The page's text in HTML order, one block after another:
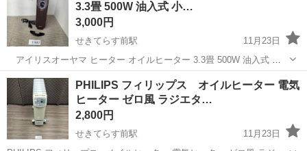
3.3畳 500W 油入式 小…
3,000円
せきてらす前駅
11月23日
アイリスオーヤマ ヒーター オイルヒーター 3.3畳 500W 油入式 小
型 コンパクト 温度調節可能 POH-505K-MD 木目 22年製 10時～18時引
取り可能です。 よろしくお願いします。
岐阜 関市 せきてらす前駅 季節、空調家電 POH
PHILIPS フィリップス オイルヒーター 電気
ヒーター ゼロ風 ラジエタ…
2,800円
せきてらす前駅
11月23日